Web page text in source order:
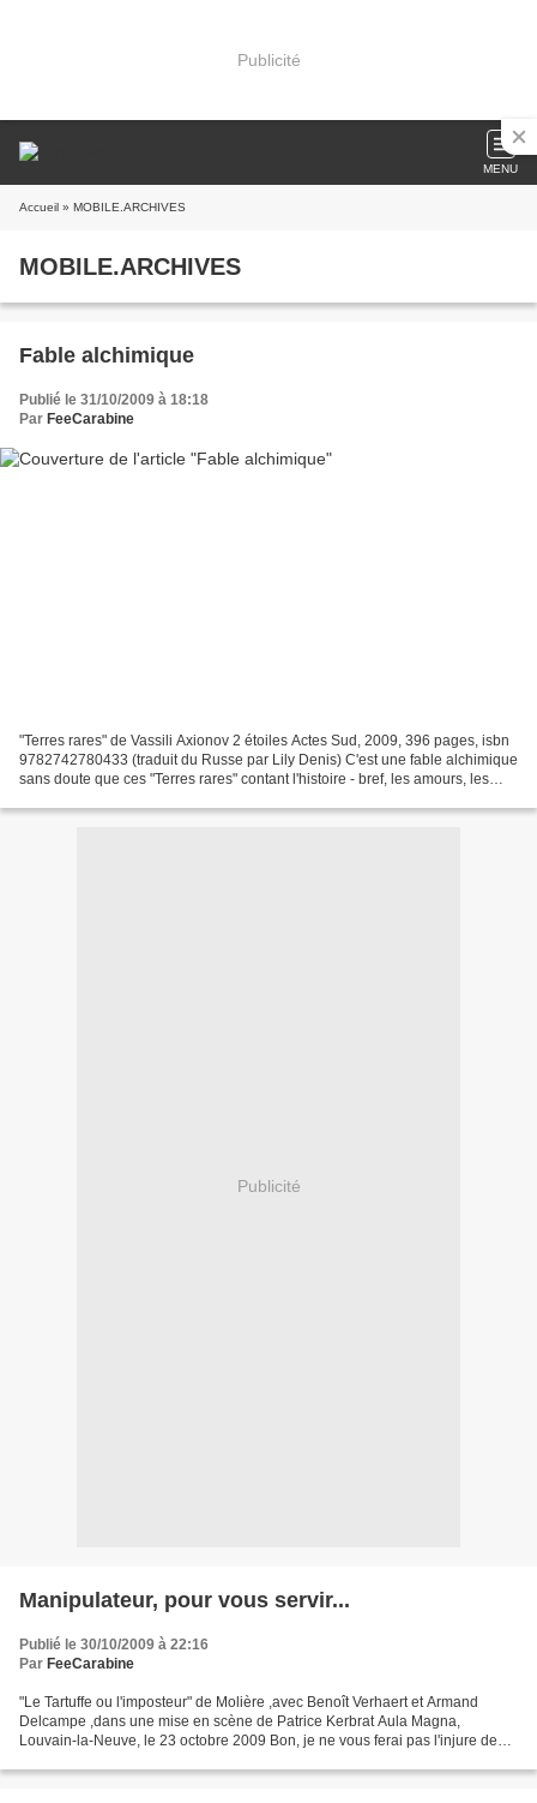
Publicité
MENU
Accueil » MOBILE.ARCHIVES
MOBILE.ARCHIVES
Fable alchimique
Publié le 31/10/2009 à 18:18
Par FeeCarabine
"Terres rares" de Vassili Axionov 2 étoiles Actes Sud, 2009, 396 pages, isbn
9782742780433 (traduit du Russe par Lily Denis) C'est une fable alchimique
sans doute que ces "Terres rares" contant l'histoire - bref, les amours, les
Publicité
Manipulateur, pour vous servir...
Publié le 30/10/2009 à 22:16
Par FeeCarabine
"Le Tartuffe ou l'imposteur" de Molière ,avec Benoît Verhaert et Armand
Delcampe ,dans une mise en scène de Patrice Kerbrat Aula Magna,
Louvain-la-Neuve, le 23 octobre 2009 Bon, je ne vous ferai pas l'injure de